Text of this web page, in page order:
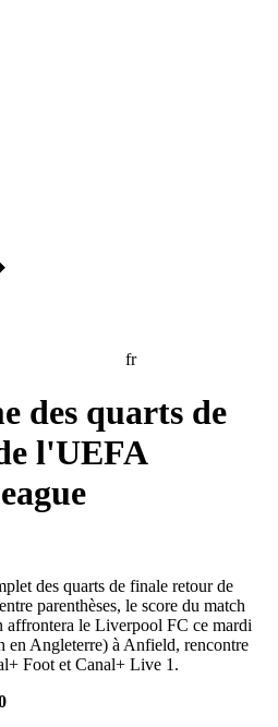
fr
des quarts de
l'UEFA
des quarts de finale retour de
parenthèses, le score du match
affrontera le Liverpool FC ce mardi
en Angleterre) à Anfield, rencontre
Foot et Canal+ Live 1.